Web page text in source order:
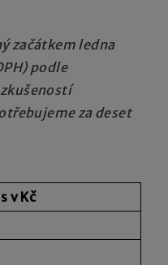
začátkem ledna
podle
za deset
v Kč